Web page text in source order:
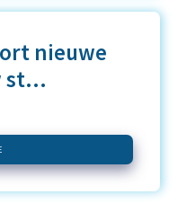
nieuwe
st...